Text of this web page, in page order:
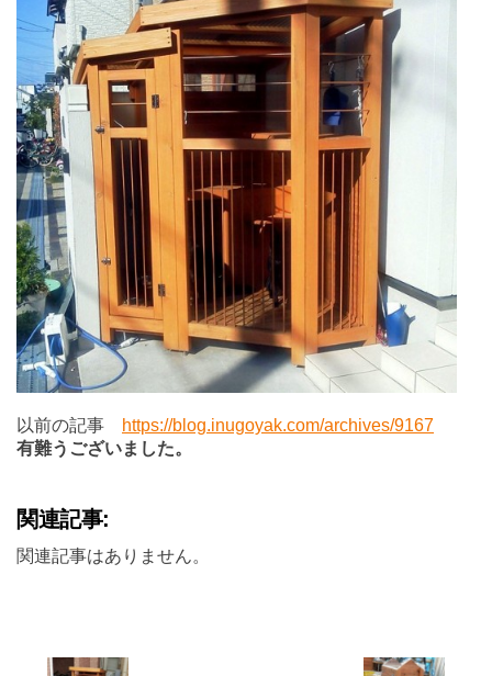
以前の記事
https://blog.inugoyak.com/archives/9167
有難うございました。
関連記事:
関連記事はありません。